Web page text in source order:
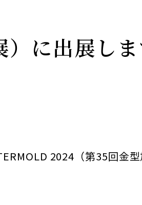
に出展しま
2024（第35回金